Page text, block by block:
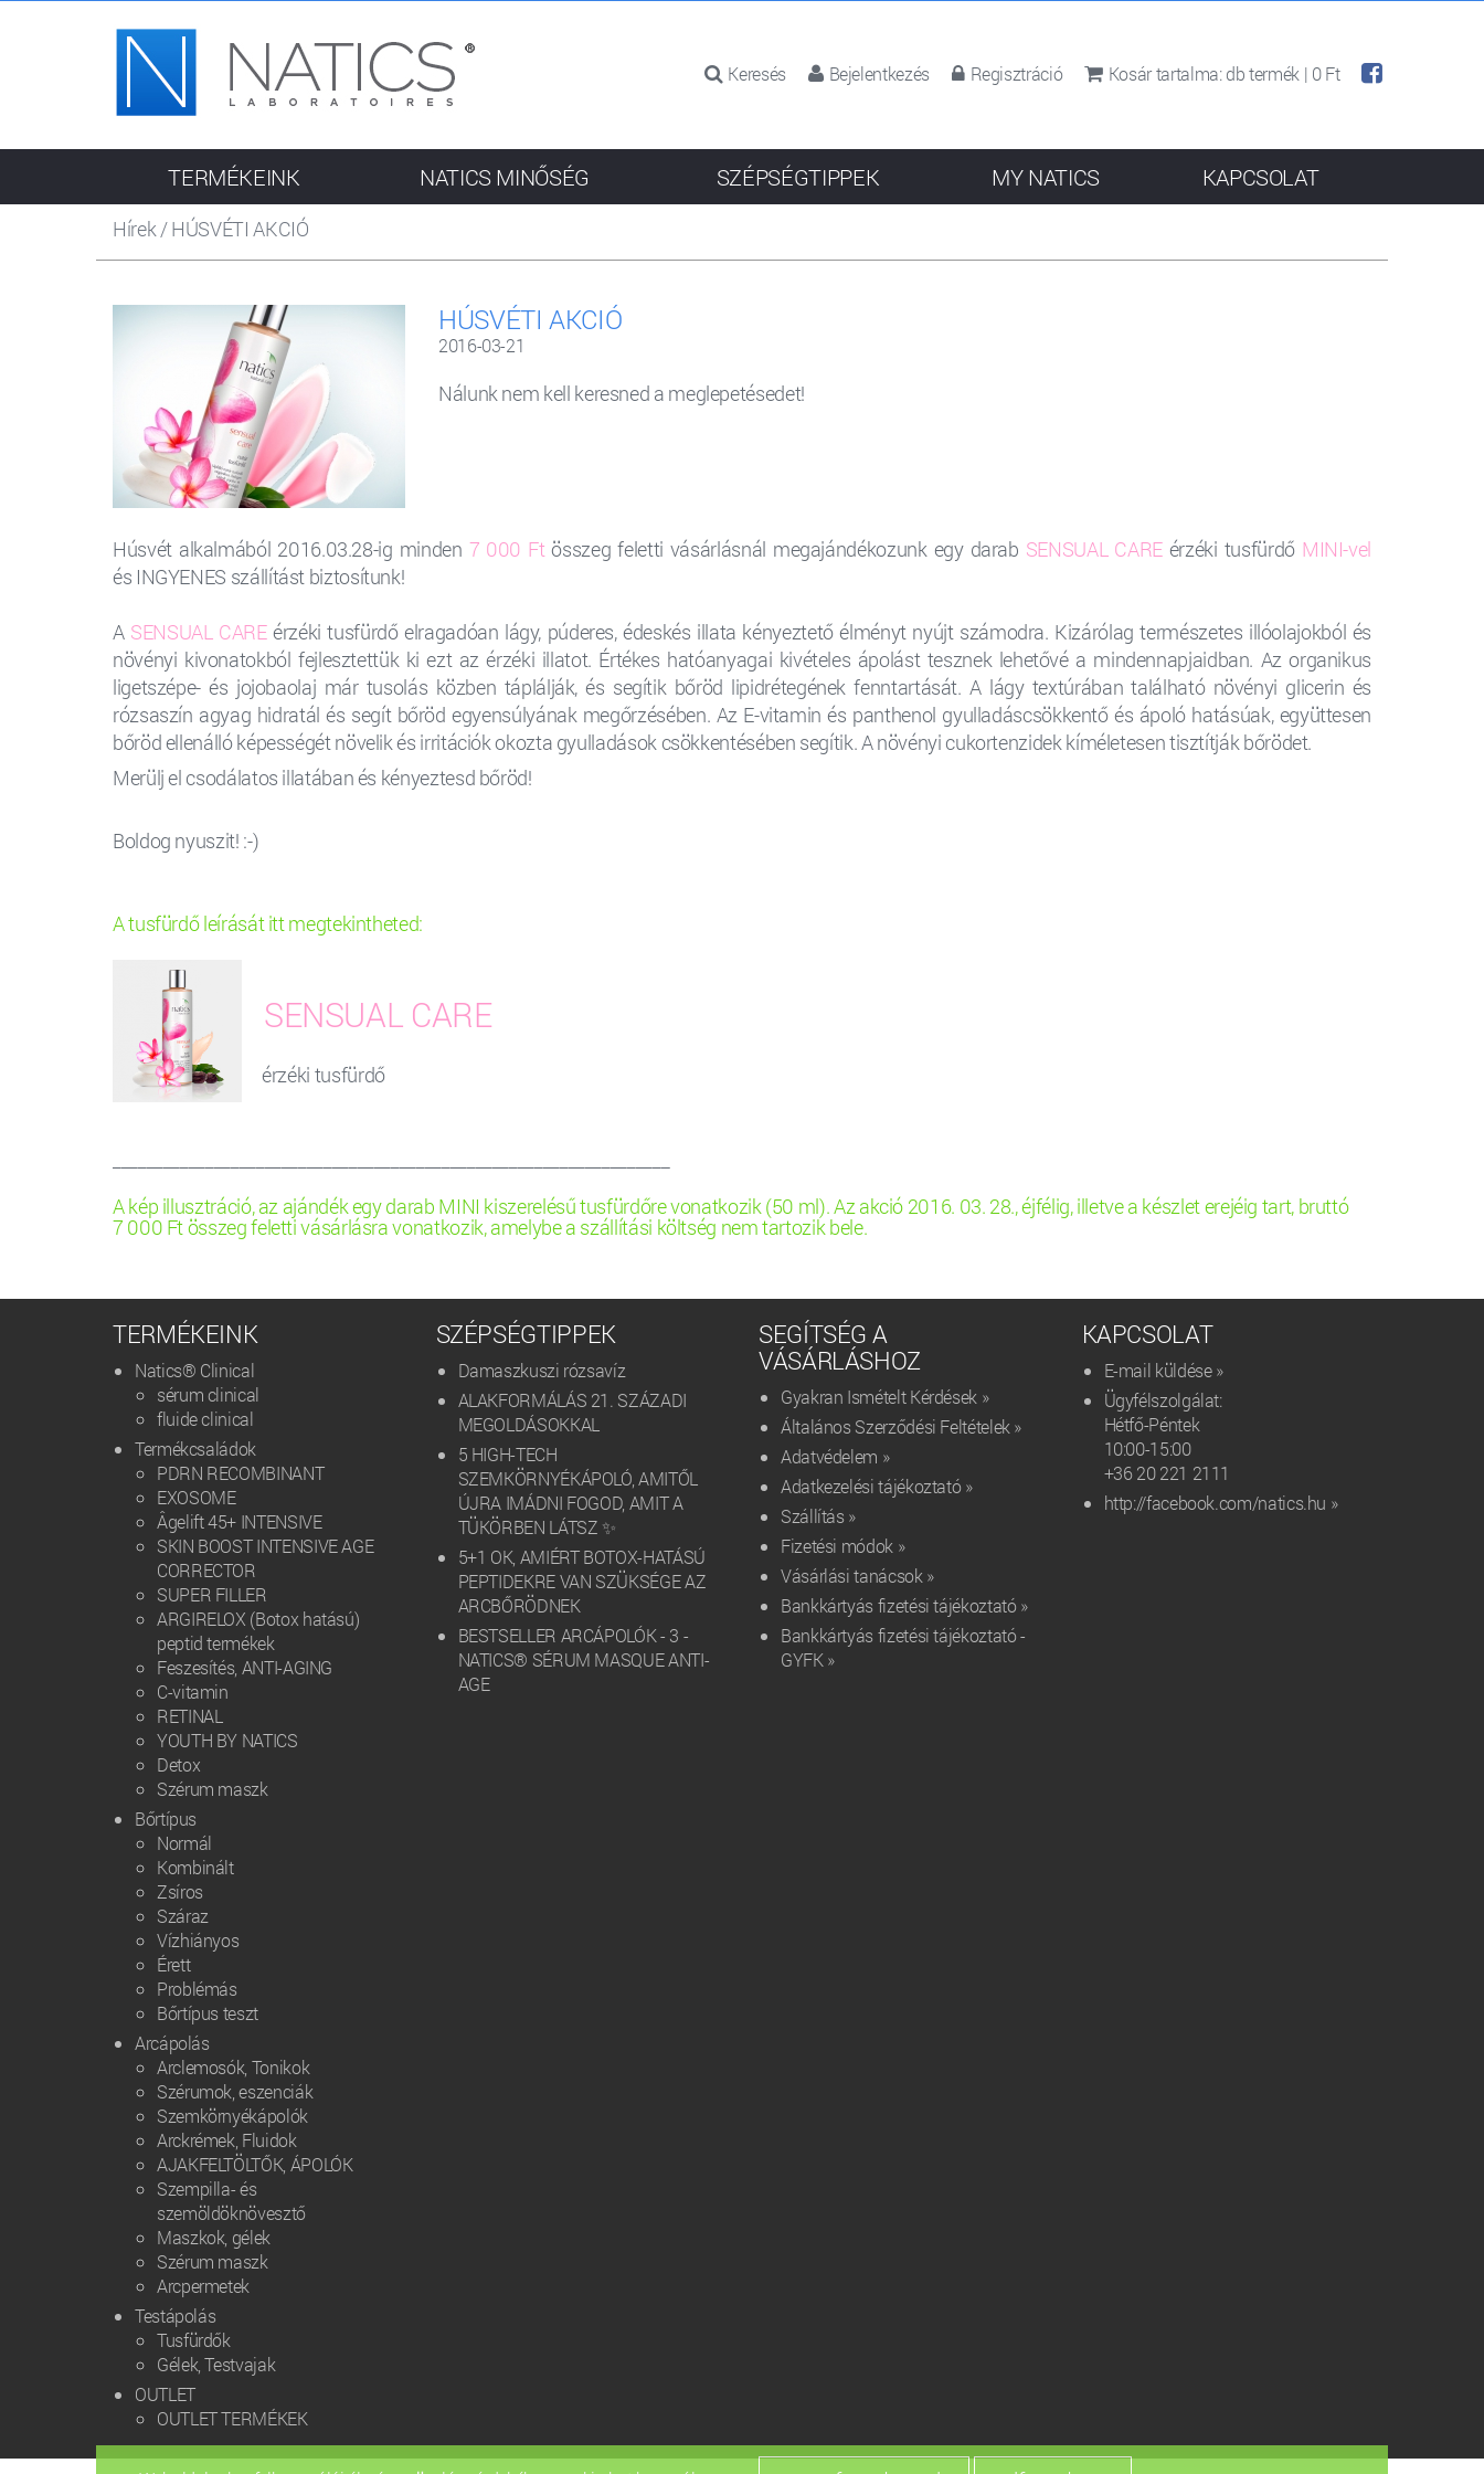
Keresés Bejelentkezés Regisztráció Kosár tartalma:db termék | 0 Ft
Hírek/HÚSVÉTI AKCIÓ
HÚSVÉTI AKCIÓ
2016-03-21
Nálunk nem kell keresned a meglepetésedet!
Húsvét alkalmából 2016.03.28-ig minden 7 000 Ftösszeg feletti vásárlásnál megajándékozunk egy darab SENSUAL CARE érzéki tusfürdő MINI-vel
és INGYENES szállítást biztosítunk!
A SENSUAL CARE érzéki tusfürdőelragadóan lágy, púderes, édeskés illata kényeztető élményt nyújt számodra. Kizárólag természetes illóolajokból és
növényi kivonatokból fejlesztettük ki ezt az érzéki illatot. Értékes hatóanyagai kivételes ápolást tesznek lehetővé a mindennapjaidban. Az organikus
ligetszépe- és jojobaolaj már tusolás közben táplálják, és segítik bőröd lipidrétegének fenntartását. A lágy textúrában található növényi glicerin és
rózsaszín agyag hidratál és segít bőröd egyensúlyának megőrzésében. Az E-vitamin és panthenol gyulladáscsökkentő és ápoló hatásúak, együttesen
bőröd ellenálló képességét növelik és irritációk okozta gyulladások csökkentésében segítik. A növényi cukortenzidek kíméletesen tisztítják bőrödet.
Merülj el csodálatos illatában és kényeztesd bőröd!
Boldog nyuszit! :-)
A tusfürdő leírását itt megtekintheted:
SENSUAL CARE
érzéki tusfürdő
A kép illusztráció, az ajándék egy darab MINI kiszerelésű tusfürdőre vonatkozik (50 ml). Az akció 2016. 03. 28., éjfélig, illetve a készlet erejéig tart, bruttó
7 000 Ft összeg feletti vásárlásra vonatkozik, amelybe a szállítási költség nem tartozik bele.
TERMÉKEINK NATICS MINŐSÉG SZÉPSÉGTIPPEK MY NATICS KAPCSOLAT
TERMÉKEINK
Natics® Clinical
sérum clinical
fluide clinical
Termékcsaládok
PDRN RECOMBINANT
EXOSOME
Âgelift 45+ INTENSIVE
SKIN BOOST INTENSIVE AGE
CORRECTOR
SUPER FILLER
ARGIRELOX (Botox hatású)
peptid termékek
Feszesítés, ANTI-AGING
C-vitamin
RETINAL
YOUTH BY NATICS
Detox
Szérum maszk
Bőrtípus
Normál
Kombinált
Zsíros
Száraz
Vízhiányos
Érett
Problémás
Bőrtípus teszt
Arcápolás
Arclemosók, Tonikok
Szérumok, eszenciák
Szemkörnyékápolók
Arckrémek, Fluidok
AJAKFELTÖLTŐK, ÁPOLÓK
Szempilla- és
szemöldöknövesztő
Maszkok, gélek
Szérum maszk
Arcpermetek
Testápolás
Tusfürdők
Gélek, Testvajak
OUTLET
OUTLET TERMÉKEK
SZÉPSÉGTIPPEK
Damaszkuszi rózsavíz
ALAKFORMÁLÁS 21. SZÁZADI
MEGOLDÁSOKKAL
5 HIGH-TECH
SZEMKÖRNYÉKÁPOLÓ, AMITŐL
ÚJRA IMÁDNI FOGOD, AMIT A
TÜKÖRBEN LÁTSZ ✨
5+1 OK, AMIÉRT BOTOX-HATÁSÚ
PEPTIDEKRE VAN SZÜKSÉGE AZ
ARCBŐRÖDNEK
BESTSELLER ARCÁPOLÓK - 3 -
NATICS® SÉRUM MASQUE ANTI-
AGE
SEGÍTSÉG A
VÁSÁRLÁSHOZ
Gyakran Ismételt Kérdések »
Általános Szerződési Feltételek »
Adatvédelem »
Adatkezelési tájékoztató »
Szállítás »
Fizetési módok »
Vásárlási tanácsok »
Bankkártyás fizetési tájékoztató »
Bankkártyás fizetési tájékoztató -
GYFK »
KAPCSOLAT
E-mail küldése »
Ügyfélszolgálat:
Hétfő-Péntek
10:00-15:00
+36 20 221 2111‬
http://facebook.com/natics.hu »